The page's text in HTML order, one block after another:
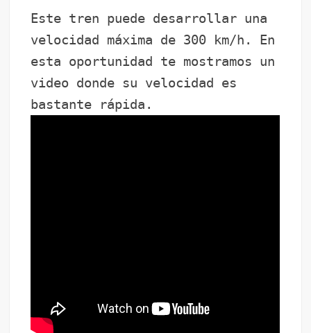
Este tren puede desarrollar una
velocidad máxima de 300 km/h. En
esta oportunidad te mostramos un
video donde su velocidad es
bastante rápida.